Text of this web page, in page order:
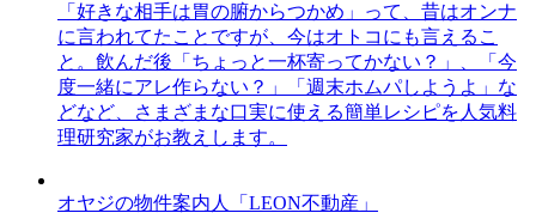
「好きな相手は胃の腑からつかめ」って、昔はオンナ
に言われてたことですが、今はオトコにも言えるこ
と。飲んだ後「ちょっと一杯寄ってかない？」、「今
度一緒にアレ作らない？」「週末ホムパしようよ」な
どなど、さまざまな口実に使える簡単レシピを人気料
理研究家がお教えします。
オヤジの物件案内人「LEON不動産」